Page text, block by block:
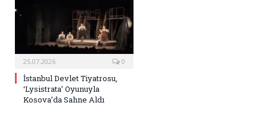
25.07.2026 0
İstanbul Devlet Tiyatrosu,
‘Lysistrata’ Oyunuyla
Kosova’da Sahne Aldı